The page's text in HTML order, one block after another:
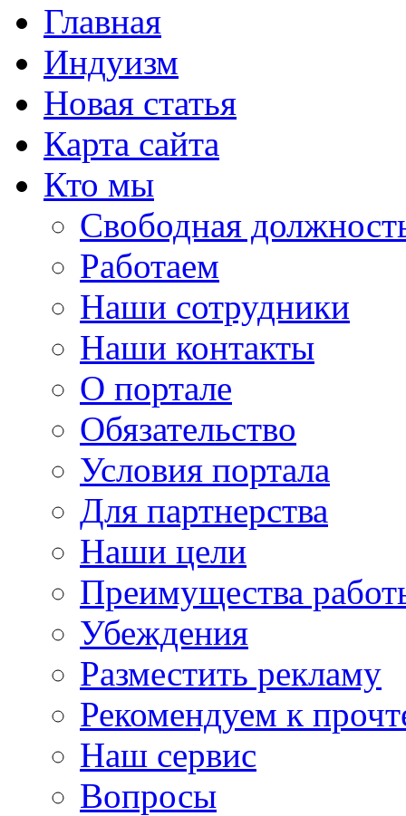
Главная
Индуизм
Новая статья
Карта сайта
Кто мы
Свободная
Работаем
Наши сотрудники
Наши контакты
О портале
Обязательство
Условия портала
Для партнерства
Наши цели
Преимущества
Убеждения
Разместить рекламу
Рекомендуем к
Наш сервис
Вопросы